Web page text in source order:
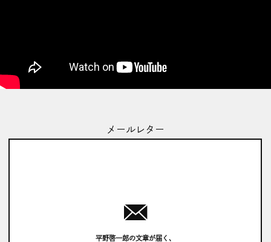
メールレター
平野啓一郎の文章が届く、